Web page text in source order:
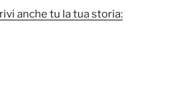
anche tu la tua storia: